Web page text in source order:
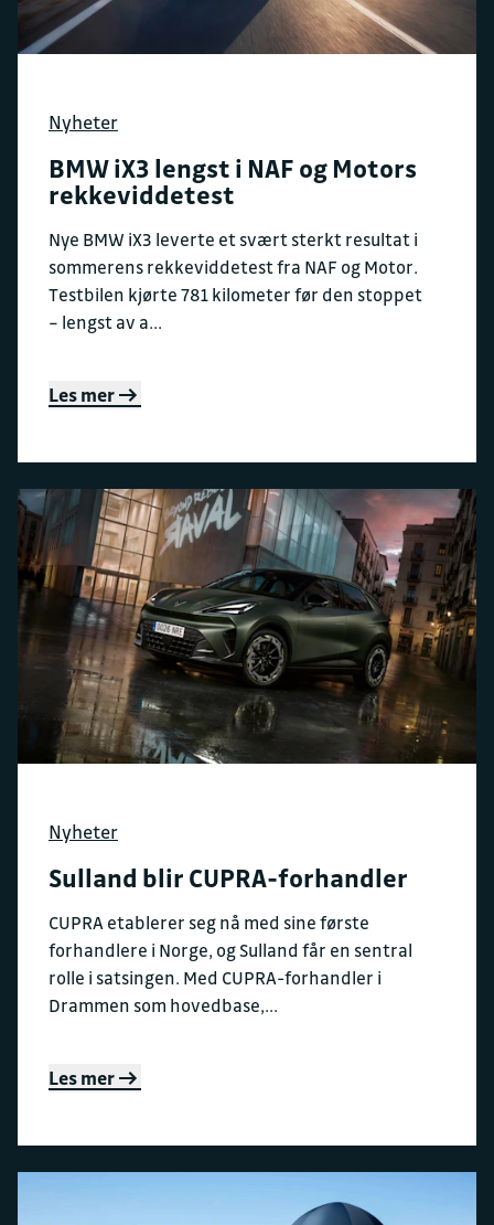
Nyheter
BMW iX3 lengst i NAF og Motors
rekkeviddetest
Nye BMW iX3 leverte et svært sterkt resultat i
sommerens rekkeviddetest fra NAF og Motor.
Testbilen kjørte 781 kilometer før den stoppet
– lengst av a...
Les mer
Nyheter
Sulland blir CUPRA-forhandler
CUPRA etablerer seg nå med sine første
forhandlere i Norge, og Sulland får en sentral
rolle i satsingen. Med CUPRA-forhandler i
Drammen som hovedbase,...
Les mer